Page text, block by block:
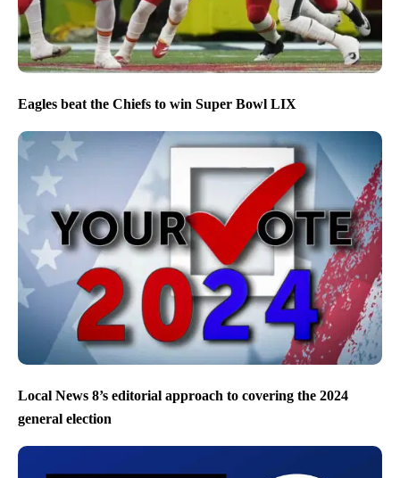
Eagles beat the Chiefs to win Super Bowl LIX
Local News 8’s editorial approach to covering the 2024
general election